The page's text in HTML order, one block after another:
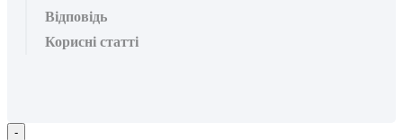
Відповідь
Корисні статті
-